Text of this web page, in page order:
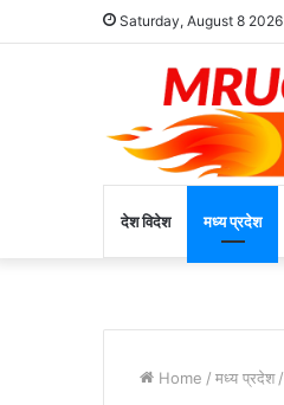
Saturday, August 8 2026
देश विदेश मध्य प्रदेश
Home / मध्य प्रदेश /